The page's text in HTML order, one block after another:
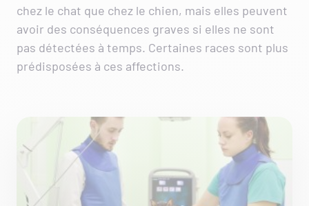
chez le chat que chez le chien, mais elles peuvent
avoir des conséquences graves si elles ne sont
pas détectées à temps. Certaines races sont plus
prédisposées à ces affections.